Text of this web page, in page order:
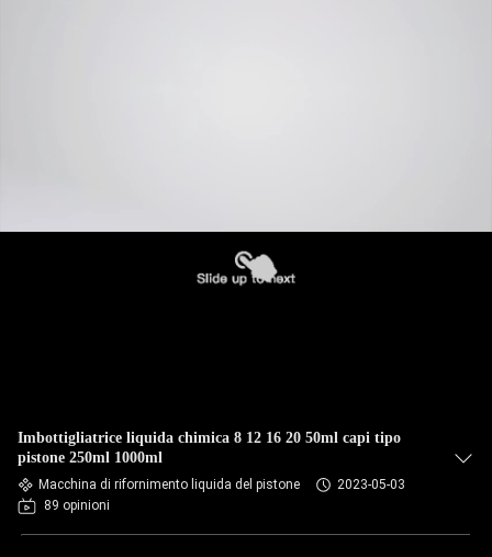
Imbottigliatrice liquida chimica 8 12 16 20 50ml capi tipo
pistone 250ml 1000ml
Macchina di rifornimento liquida del pistone
2023-05-03
89 opinioni